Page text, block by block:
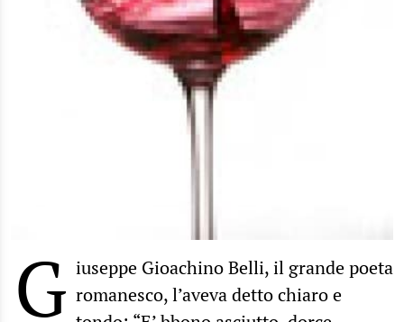
G iuseppe Gioachino Belli, il grande poeta
romanesco, l’aveva detto chiaro e